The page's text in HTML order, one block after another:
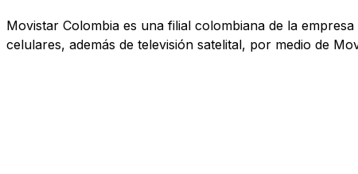
Movistar Colombia es una filial colombiana de la
celulares, además de televisión satelital, por medio de